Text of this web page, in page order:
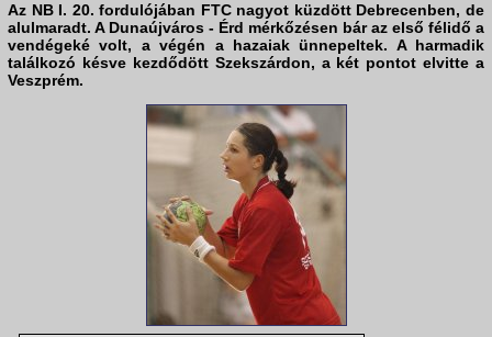
Az NB I. 20. fordulójában FTCnagyot küzdött Debrecenben, de
alulmaradt. A Dunaújváros - Érd mérkőzésen bár az első félidő a
vendégeké volt, a végén a hazaiak ünnepeltek. A harmadik
találkozó késve kezdődött Szekszárdon, a két pontot elvitte a
Veszprém.